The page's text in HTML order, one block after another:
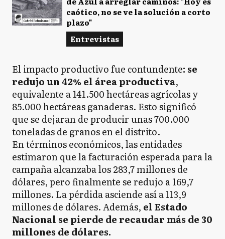
caótico, no se ve la solución a corto
plazo"
Entrevistas
El impacto productivo fue contundente: se
redujo un 42% el área productiva,
equivalente a 141.500 hectáreas agrícolas y
85.000 hectáreas ganaderas. Esto significó
que se dejaran de producir unas 700.000
toneladas de granos en el distrito.
En términos económicos, las entidades
estimaron que la facturación esperada para la
campaña alcanzaba los 283,7 millones de
dólares, pero finalmente se redujo a 169,7
millones. La pérdida asciende así a 113,9
millones de dólares. Además, el Estado
Nacional se pierde de recaudar más de 30
millones de dólares.